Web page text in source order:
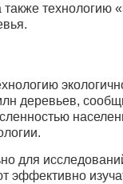
деревьев,
для
эффективно